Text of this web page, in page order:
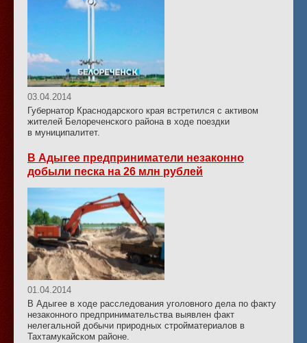
03.04.2014
Губернатор Краснодарского края встретился с активом
жителей Белореченского района в ходе поездки
в муниципалитет.
В Адыгее предприниматели незаконно
добыли песка на 26 млн рублей
01.04.2014
В Адыгее в ходе расследования уголовного дела по факту
незаконного предпринимательства выявлен факт
нелегальной добычи природных стройматериалов в
Тахтамукайском районе.